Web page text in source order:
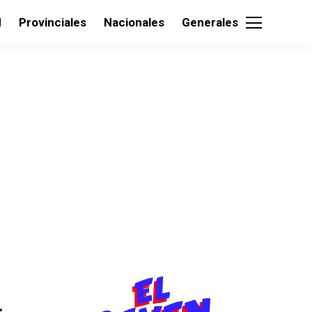
Provinciales Nacionales Generales